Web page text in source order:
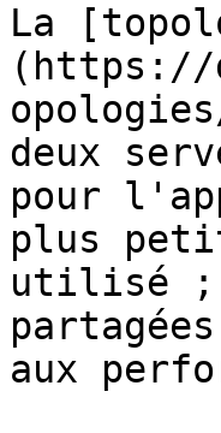
La
(https://
deux
pour
plus
utilisé ;
aux